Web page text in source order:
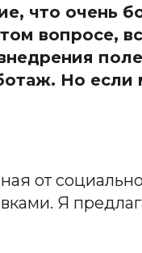
что очень
вопросе,
Но
от
Я